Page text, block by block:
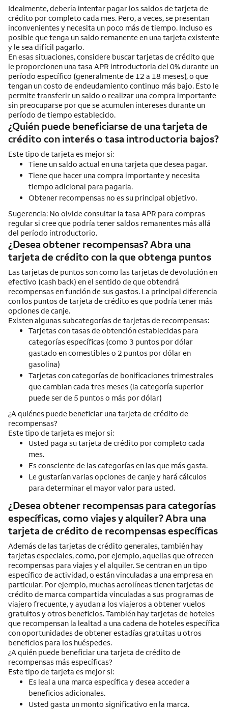
Idealmente, debería intentar pagar los saldos de tarjeta de
crédito por completo cada mes. Pero, a veces, se presentan
inconvenientes y necesita un poco más de tiempo. Incluso es
posible que tenga un saldo remanente en una tarjeta existente
y le sea difícil pagarlo.
En esas situaciones, considere buscar tarjetas de crédito que
le proporcionen una tasa APR introductoria del 0% durante un
período específico (generalmente de 12 a 18 meses), o que
tengan un costo de endeudamiento continuo más bajo. Esto le
permite transferir un saldo o realizar una compra importante
sin preocuparse por que se acumulen intereses durante un
período de tiempo establecido.
¿Quién puede beneficiarse de una tarjeta de
crédito con interés o tasa introductoria bajos?
Este tipo de tarjeta es mejor si:
Tiene un saldo actual en una tarjeta que desea pagar.
Tiene que hacer una compra importante y necesita
tiempo adicional para pagarla.
Obtener recompensas no es su principal objetivo.
Sugerencia: No olvide consultar la tasa APR para compras
regular si cree que podría tener saldos remanentes más allá
del período introductorio.
¿Desea obtener recompensas? Abra una
tarjeta de crédito con la que obtenga puntos
Las tarjetas de puntos son como las tarjetas de devolución en
efectivo (cash back) en el sentido de que obtendrá
recompensas en función de sus gastos. La principal diferencia
con los puntos de tarjeta de crédito es que podría tener más
opciones de canje.
Existen algunas subcategorías de tarjetas de recompensas:
Tarjetas con tasas de obtención establecidas para
categorías específicas (como 3 puntos por dólar
gastado en comestibles o 2 puntos por dólar en
gasolina)
Tarjetas con categorías de bonificaciones trimestrales
que cambian cada tres meses (la categoría superior
puede ser de 5 puntos o más por dólar)
¿A quiénes puede beneficiar una tarjeta de crédito de
recompensas?
Este tipo de tarjeta es mejor si:
Usted paga su tarjeta de crédito por completo cada
mes.
Es consciente de las categorías en las que más gasta.
Le gustarían varias opciones de canje y hará cálculos
para determinar el mayor valor para usted.
¿Desea obtener recompensas para categorías
específicas, como viajes y alquiler? Abra una
tarjeta de crédito de recompensas específicas
Además de las tarjetas de crédito generales, también hay
tarjetas especiales, como, por ejemplo, aquellas que ofrecen
recompensas para viajes y el alquiler. Se centran en un tipo
específico de actividad, o están vinculadas a una empresa en
particular. Por ejemplo, muchas aerolíneas tienen tarjetas de
crédito de marca compartida vinculadas a sus programas de
viajero frecuente, y ayudan a los viajeros a obtener vuelos
gratuitos y otros beneficios. También hay tarjetas de hoteles
que recompensan la lealtad a una cadena de hoteles específica
con oportunidades de obtener estadías gratuitas u otros
beneficios para los huéspedes.
¿A quién puede beneficiar una tarjeta de crédito de
recompensas más específicas?
Este tipo de tarjeta es mejor si:
Es leal a una marca específica y desea acceder a
beneficios adicionales.
Usted gasta un monto significativo en la marca.